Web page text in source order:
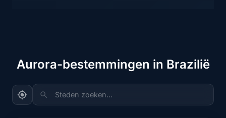
Aurora-bestemmingen in Brazilië
Steden zoeken...